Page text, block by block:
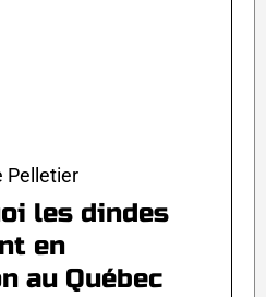
Pelletier
les dindes
en
au Québec